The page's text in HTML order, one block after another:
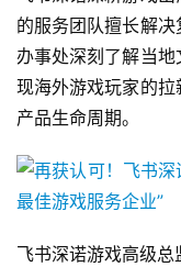
十
三
届
金
茶
7
的服务团队擅长解决
办事处深刻了解当
现海外游戏玩家的
产品生命周期。
飞书深诺游戏高级